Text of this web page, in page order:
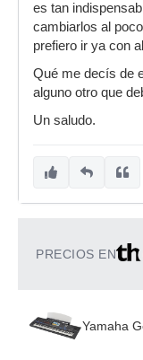
es tan
cambiarlos al
prefiero ir ya con
Qué me decís de
alguno otro que
Un saludo.
PRECIOS EN
Yamaha